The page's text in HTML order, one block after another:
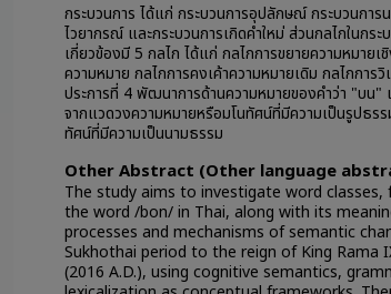
กระบวนการ ได้แก่ กระบวนการอุปลักษณ์ กระบวนการ
ไวยากรณ์ และกระบวนการเกิดคำใหม่ ส่วนกลไกในกร
เกี่ยวข้องมี 5 กลไก ได้แก่ กลไกการขยายความหมาย
ความหมาย กลไกการคงเค้าความหมายเดิม กลไกการวิ
ประการที่ 4 พัฒนาการด้านความหมายของคำว่า "บน
จากแวดวงความหมายหรือมโนทัศน์ที่มีความเป็นรูปธร
ทัศน์ที่มีความเป็นนามธรรม
Other Abstract (Other language
The study aims to investigate word
the word /bon/ in Thai, along with its
processes and mechanisms of semantic
Sukhothai period to the reign of King Rama
(2016 A.D.), using cognitive semantics,